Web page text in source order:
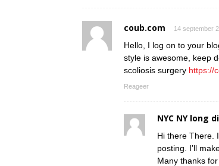
coub.com 14 september
Hello, I log on to your
style is awesome, keep
scoliosis surgery https://
Reageer
NYC NY long
Hi there There.
posting. I’ll
Many thanks